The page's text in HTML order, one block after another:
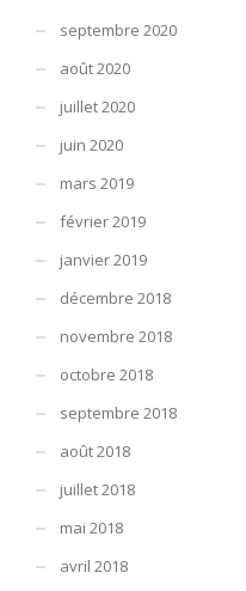
septembre 2020
août 2020
juillet 2020
juin 2020
mars 2019
février 2019
janvier 2019
décembre 2018
novembre 2018
octobre 2018
septembre 2018
août 2018
juillet 2018
mai 2018
avril 2018